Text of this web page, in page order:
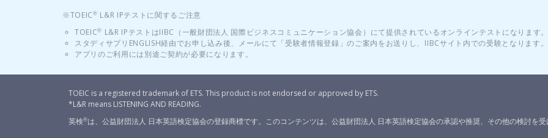
※TOEIC® L&R IPテストに関するご注意
TOEIC® L&R IPテストはIIBC（一般財団法人 国際ビジネスコミュニケーション協会）にて提供されているオンラインテストになります。
スタディサプリENGLISH経由でお申し込み後、メールにて「受験者情報登録」のご案内をお送りし、IIBCサイト内での受験となります。
アプリのご利用には別途ご契約が必要になります。
TOEIC is a registered trademark of ETS. This product is not endorsed or approved by ETS.
*L&R means LISTENING AND READING.
英検®は、公益財団法人 日本英語検定協会の登録商標です。このコンテンツは、公益財団法人 日本英語検定協会の承認や推奨、その他の検討を受